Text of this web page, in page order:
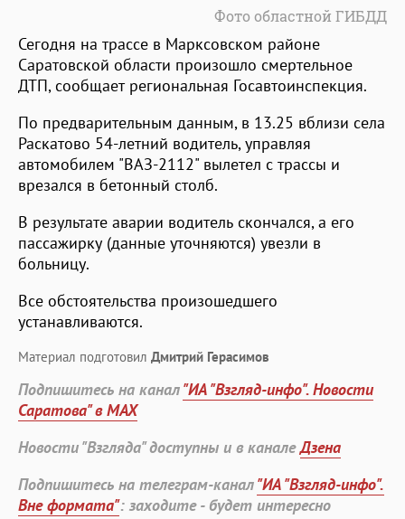
Фото областной ГИБДД
Сегодня на трассе в Марксовском районе
Саратовской области произошло смертельное
ДТП, сообщает региональная Госавтоинспекция.
По предварительным данным, в 13.25 вблизи села
Раскатово 54-летний водитель, управляя
автомобилем "ВАЗ-2112" вылетел с трассы и
врезался в бетонный столб.
В результате аварии водитель скончался, а его
пассажирку (данные уточняются) увезли в
больницу.
Все обстоятельства произошедшего
устанавливаются.
Материал подготовил Дмитрий Герасимов
Подпишитесь на канал"ИА "Взгляд-инфо". Новости
Саратова" в MAX
Новости "Взгляда" доступны и в каналеДзена
Подпишитесь на телеграм-канал"ИА "Взгляд-инфо".
Вне формата": заходите - будет интересно